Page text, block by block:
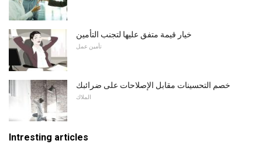
خيار قيمة متفق عليها لتجنب التأمين
تأمين عمل
خصم التحسينات مقابل الإصلاحات على ضرائبك
الملاك
Intresting articles